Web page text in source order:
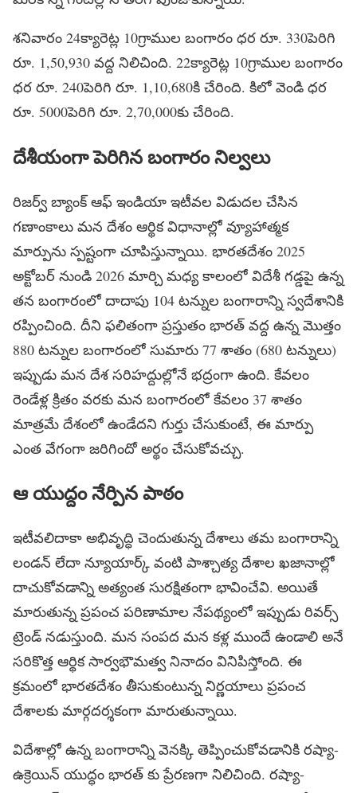
శనివారం 24క్యారెట్ల 10గ్రాముల బంగారం ధర రూ. 330పెరిగి
రూ. 1,50,930 వద్ద నిలిచింది. 22క్యారెట్ల 10గ్రాముల బంగారం
ధర రూ. 240పెరిగి రూ. 1,10,680కి చేరింది. కిలో వెండి ధర
రూ. 5000పెరిగి రూ. 2,70,000కు చేరింది.
దేశీయంగా పెరిగిన బంగారం నిల్వలు
రిజర్వ్ బ్యాంక్ ఆఫ్ ఇండియా ఇటీవల విడుదల చేసిన
గణాంకాలు మన దేశం ఆర్థిక విధానాల్లో వ్యూహాత్మక
మార్పును స్పష్టంగా చూపిస్తున్నాయి. భారతదేశం 2025
అక్టోబర్ నుండి 2026 మార్చి మధ్య కాలంలో విదేశీ గడ్డపై ఉన్న
తన బంగారంలో దాదాపు 104 టన్నుల బంగారాన్ని స్వదేశానికి
రప్పించింది. దీని ఫలితంగా ప్రస్తుతం భారత్ వద్ద ఉన్న మొత్తం
880 టన్నుల బంగారంలో సుమారు 77 శాతం (680 టన్నులు)
ఇప్పుడు మన దేశ సరిహద్దుల్లోనే భద్రంగా ఉంది. కేవలం
రెండేళ్ల క్రితం వరకు మన బంగారంలో కేవలం 37 శాతం
మాత్రమే దేశంలో ఉండేదని గుర్తు చేసుకుంటే, ఈ మార్పు
ఎంత వేగంగా జరిగిందో అర్థం చేసుకోవచ్చు.
ఆ యుద్దం నేర్పిన పాఠం
ఇటీవలిదాకా అభివృద్ధి చెందుతున్న దేశాలు తమ బంగారాన్ని
లండన్ లేదా న్యూయార్క్ వంటి పాశ్చాత్య దేశాల ఖజానాల్లో
దాచుకోవడాన్ని అత్యంత సురక్షితంగా భావించేవి. అయితే
మారుతున్న ప్రపంచ పరిణామాల నేపథ్యంలో ఇప్పుడు రివర్స్
ట్రెండ్ నడుస్తుంది. మన సంపద మన కళ్ల ముందే ఉండాలి అనే
సరికొత్త ఆర్థిక సార్వభౌమత్వ నినాదం వినిపిస్తోంది. ఈ
క్రమంలో భారతదేశం తీసుకుంటున్న నిర్ణయాలు ప్రపంచ
దేశాలకు మార్గదర్శకంగా మారుతున్నాయి.
విదేశాల్లో ఉన్న బంగారాన్ని వెనక్కి తెప్పించుకోవడానికి రష్యా-
ఉక్రెయిన్ యుద్ధం భారత్ కు ప్రేరణగా నిలిచింది. రష్యా-